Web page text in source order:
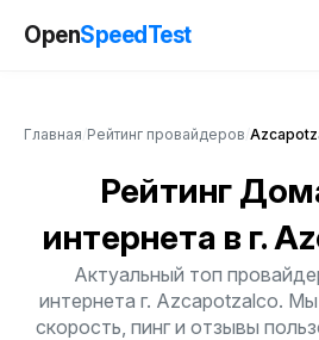
OpenSpeedTest
Главная Рейтинг провайдеров
Рейтинг
интернета в г.
Актуальный топ
интернета г. Azcapotzalco.
скорость, пинг и отзывы